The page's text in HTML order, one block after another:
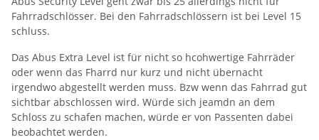
Fahrradschlösser. Bei den Fahrradschlössern ist bei Level 15
schluss.
Das Abus Extra Level ist für nicht so hcohwertige Fahrräder
oder wenn das Fharrd nur kurz und nicht übernacht
irgendwo abgestellt werden muss. Bzw wenn das Fahrrad gut
sichtbar abschlossen wird. Würde sich jeamdn an dem
Schloss zu schafen machen, würde er von Passenten dabei
beobachtet werden.